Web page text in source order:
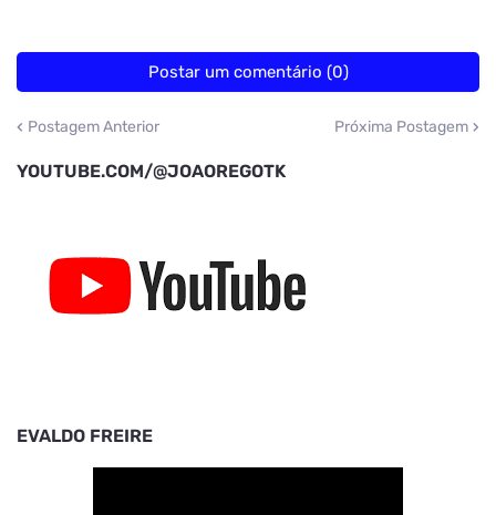
Postar um comentário (0)
Postagem Anterior Próxima Postagem
YOUTUBE.COM/@JOAOREGOTK
EVALDO FREIRE